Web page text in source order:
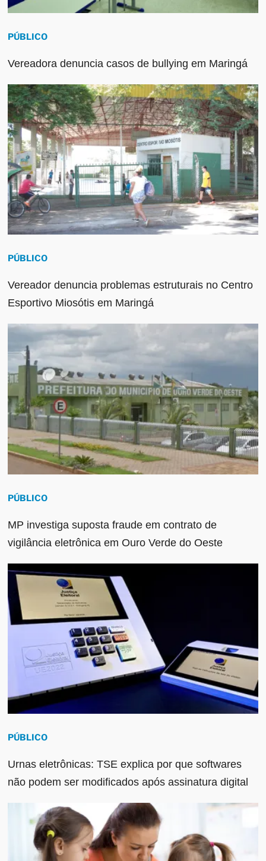
PÚBLICO
Vereadora denuncia casos de bullying em Maringá
PÚBLICO
Vereador denuncia problemas estruturais no Centro
Esportivo Miosótis em Maringá
PÚBLICO
MP investiga suposta fraude em contrato de
vigilância eletrônica em Ouro Verde do Oeste
PÚBLICO
Urnas eletrônicas: TSE explica por que softwares
não podem ser modificados após assinatura digital